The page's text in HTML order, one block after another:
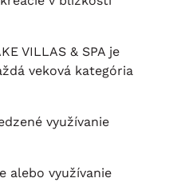
VILLAS & SPA je
veková kategória
využívanie
alebo využívanie